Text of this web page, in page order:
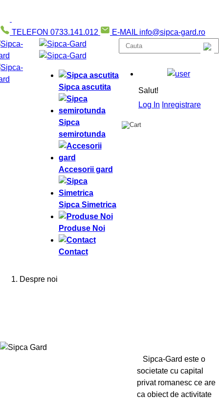
TELEFON 0733.141.012 E-MAIL info@sipca-gard.ro
Sipca ascutita
Sipca
semirotunda
Accesorii gard
Sipca Simetrica
Produse Noi
Contact
Salut!
Log In Inregistrare
Despre noi
Sipca-Gard este o
societate cu capital
privat romanesc ce are
ca obiect de activitate